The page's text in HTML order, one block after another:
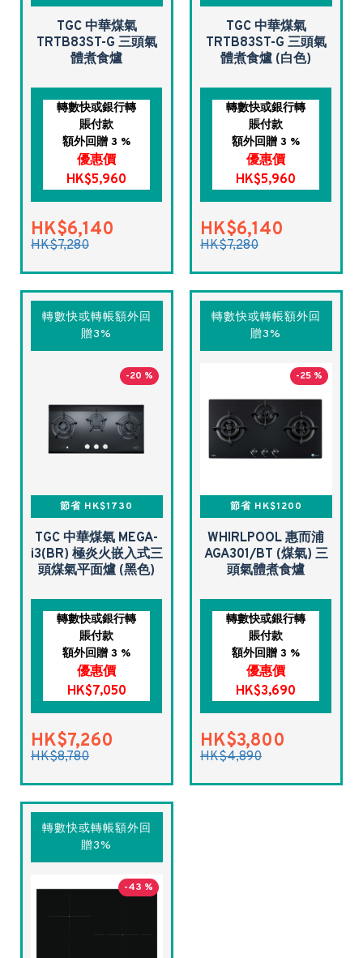
TGC 中華煤氣
TRTB83ST-G 三頭氣
體煮食爐
轉數快或銀行轉
賬付款
額外回贈 3 %
優惠價
HK$5,960
HK$6,140
HK$7,280
TGC 中華煤氣
TRTB83ST-G 三頭氣
體煮食爐 (白色)
轉數快或銀行轉
賬付款
額外回贈 3 %
優惠價
HK$5,960
HK$6,140
HK$7,280
轉數快或轉帳額外回
贈3%
-20 %
節省 HK$1730
TGC 中華煤氣 MEGA-
i3(BR) 極炎火嵌入式三
頭煤氣平面爐 (黑色)
轉數快或銀行轉
賬付款
額外回贈 3 %
優惠價
HK$7,050
HK$7,260
HK$8,780
轉數快或轉帳額外回
贈3%
-25 %
節省 HK$1200
WHIRLPOOL 惠而浦
AGA301/BT (煤氣) 三
頭氣體煮食爐
轉數快或銀行轉
賬付款
額外回贈 3 %
優惠價
HK$3,690
HK$3,800
HK$4,890
轉數快或轉帳額外回
贈3%
-43 %